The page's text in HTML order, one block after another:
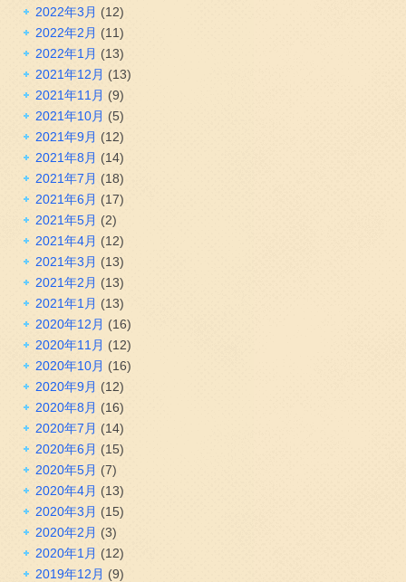
2022年3月 (12)
2022年2月 (11)
2022年1月 (13)
2021年12月 (13)
2021年11月 (9)
2021年10月 (5)
2021年9月 (12)
2021年8月 (14)
2021年7月 (18)
2021年6月 (17)
2021年5月 (2)
2021年4月 (12)
2021年3月 (13)
2021年2月 (13)
2021年1月 (13)
2020年12月 (16)
2020年11月 (12)
2020年10月 (16)
2020年9月 (12)
2020年8月 (16)
2020年7月 (14)
2020年6月 (15)
2020年5月 (7)
2020年4月 (13)
2020年3月 (15)
2020年2月 (3)
2020年1月 (12)
2019年12月 (9)